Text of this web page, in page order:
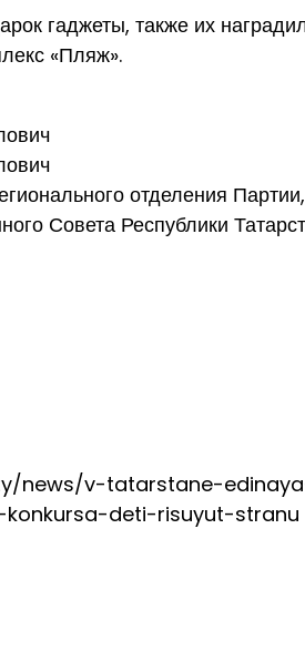
гаджеты, также их
«Пляж».
отделения
Совета Республики
news/v-tatarstane-
deti-risuyut-stranu